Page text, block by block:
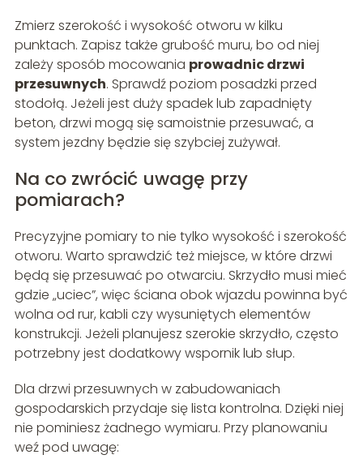
Zmierz szerokość i wysokość otworu w kilku
punktach. Zapisz także grubość muru, bo od niej
zależy sposób mocowania prowadnic drzwi
przesuwnych. Sprawdź poziom posadzki przed
stodołą. Jeżeli jest duży spadek lub zapadnięty
beton, drzwi mogą się samoistnie przesuwać, a
system jezdny będzie się szybciej zużywał.
Na co zwrócić uwagę przy
pomiarach?
Precyzyjne pomiary to nie tylko wysokość i szerokość
otworu. Warto sprawdzić też miejsce, w które drzwi
będą się przesuwać po otwarciu. Skrzydło musi mieć
gdzie „uciec”, więc ściana obok wjazdu powinna być
wolna od rur, kabli czy wysuniętych elementów
konstrukcji. Jeżeli planujesz szerokie skrzydło, często
potrzebny jest dodatkowy wspornik lub słup.
Dla drzwi przesuwnych w zabudowaniach
gospodarskich przydaje się lista kontrolna. Dzięki niej
nie pominiesz żadnego wymiaru. Przy planowaniu
weź pod uwagę: